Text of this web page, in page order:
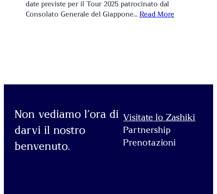
date previste per il Tour 2025 patrocinato dal
Consolato Generale del Giappone… Read More
Non vediamo l’ora di
darvi il nostro
benvenuto.
Visitate lo Zashiki
Partnership
Prenotazioni